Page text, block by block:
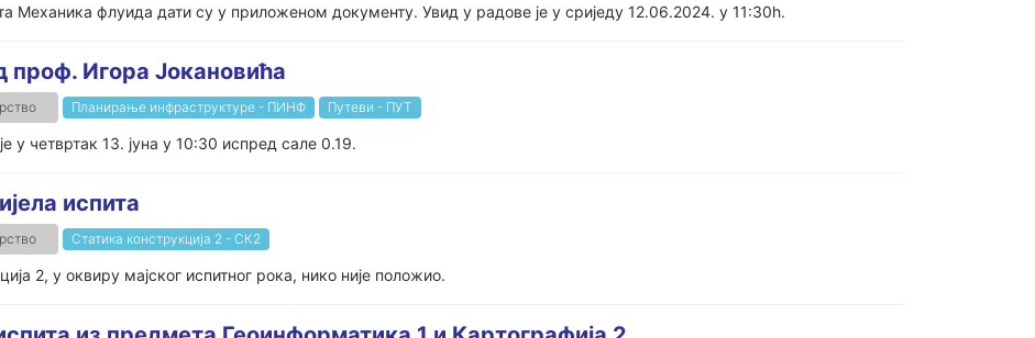
Механика флуида дати су у приложеном документу. Увид у радове је у сриједу 12.06.2024. у 11:30h.
Игора Јокановића
Планирање инфраструктуре - ПИНФ Путеви - ПУТ
у четвртак 13. јуна у 10:30 испред сале 0.19.
испита
Статика конструкција 2 - СК2
2, у оквиру мајског испитног рока, нико није положио.